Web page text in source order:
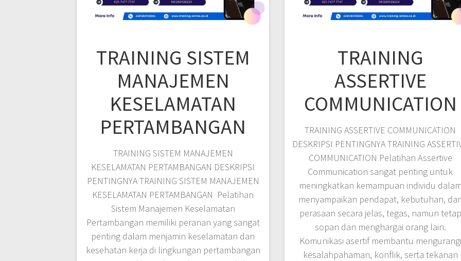
TRAINING SISTEM
MANAJEMEN
KESELAMATAN
PERTAMBANGAN
TRAINING SISTEM MANAJEMEN
KESELAMATAN PERTAMBANGAN DESKRIPSI
PENTINGNYA TRAINING SISTEM MANAJEMEN
KESELAMATAN PERTAMBANGAN Pelatihan
Sistem Manajemen Keselamatan
Pertambangan memiliki peranan yang sangat
penting dalam menjamin keselamatan dan
kesehatan kerja di lingkungan pertambangan
TRAINING
ASSERTIVE
COMMUNICATION
TRAINING ASSERTIVE COMMUNICATION
DESKRIPSI PENTINGNYA TRAINING
COMMUNICATION Pelatihan Assertive
Communication sangat penting untuk
meningkatkan kemampuan individu dalam
menyampaikan pendapat, kebutuhan,
perasaan secara jelas, tegas, namun tetap
sopan dan menghargai orang lain.
Komunikasi asertif membantu mengurangi
kesalahpahaman, konflik, serta tekanan